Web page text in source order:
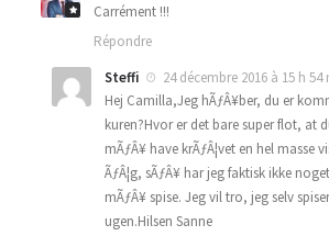
Carrément !!!
Répondre
Steffi
24 décembre 2016 à 15 h 54
Hej Camilla,Jeg hÃƒÂ¥ber, du er
kuren?Hvor er det bare super flot, at
mÃƒÂ¥ have krÃƒÂ¦vet en hel masse
ÃƒÂ¦g, sÃƒÂ¥ har jeg faktisk ikke
mÃƒÂ¥ spise. Jeg vil tro, jeg selv
ugen.Hilsen Sanne